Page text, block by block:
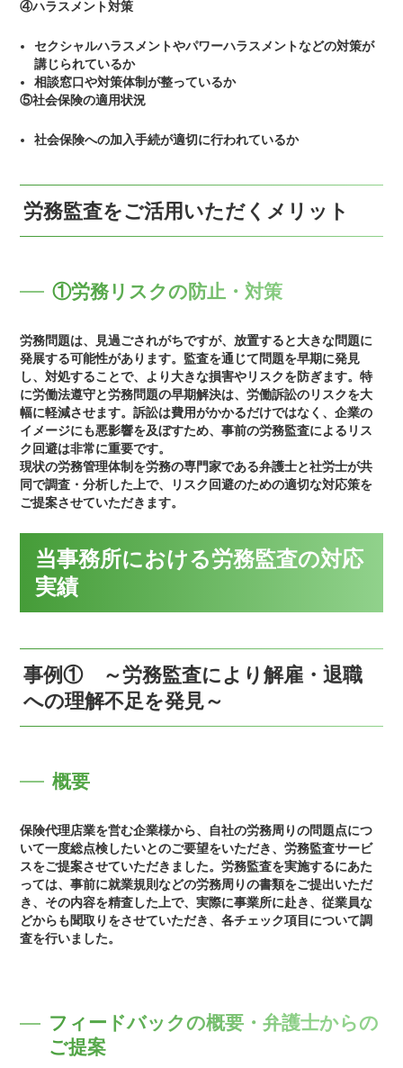
④ハラスメント対策
セクシャルハラスメントやパワーハラスメントなどの対策が
講じられているか
相談窓口や対策体制が整っているか
⑤社会保険の適用状況
社会保険への加入手続が適切に行われているか
労務監査をご活用いただくメリット
①労務リスクの防止・対策
労務問題は、見過ごされがちですが、放置すると大きな問題に
発展する可能性があります。監査を通じて問題を早期に発見
し、対処することで、より大きな損害やリスクを防ぎます。特
に労働法遵守と労務問題の早期解決は、労働訴訟のリスクを大
幅に軽減させます。訴訟は費用がかかるだけではなく、企業の
イメージにも悪影響を及ぼすため、事前の労務監査によるリス
ク回避は非常に重要です。
現状の労務管理体制を労務の専門家である弁護士と社労士が共
同で調査・分析した上で、リスク回避のための適切な対応策を
ご提案させていただきます。
当事務所における労務監査の対応
実績
事例① ～労務監査により解雇・退職
への理解不足を発見～
概要
保険代理店業を営む企業様から、自社の労務周りの問題点につ
いて一度総点検したいとのご要望をいただき、労務監査サービ
スをご提案させていただきました。労務監査を実施するにあた
っては、事前に就業規則などの労務周りの書類をご提出いただ
き、その内容を精査した上で、実際に事業所に赴き、従業員な
どからも聞取りをさせていただき、各チェック項目について調
査を行いました。
フィードバックの概要・弁護士からの
ご提案